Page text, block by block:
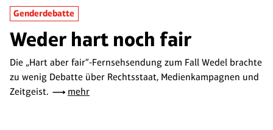
Genderdebatte
Weder hart noch fair
Die „Hart aber fair“-Fernsehsendung zum Fall Wedel brachte
zu wenig Debatte über Rechtsstaat, Medienkampagnen und
Zeitgeist.
mehr